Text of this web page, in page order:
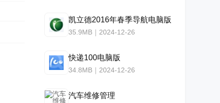
凯立德2016年春季导航电脑版
35.9MB｜2024-12-26
快递100电脑版
34.8MB｜2024-12-26
汽车维修管理